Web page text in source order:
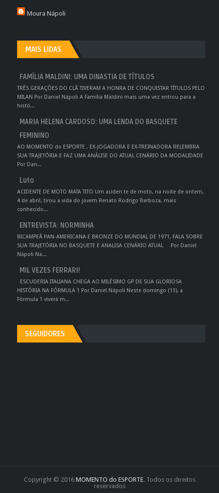
Moura Nápoli
MAIS LIDAS
FAMÍLIA MALDINI: UMA DINASTIA DE TÍTULOS
TRÊS GERAÇÕES DO CLÃ TIVERAM A HONRA DE CONQUISTAR TÍTULOS PELO
MILAN Por Daniel Nápoli A Família Maldini mais uma vez entrou para a
histó...
MARIA HELENA CARDOSO: UMA LENDA DO BASQUETE
FEMININO
AO MOMENTO do ESPORTE , EX-JOGADORA E EX-TREINADORA RELEMBRA
SUA TRAJETÓRIA E FAZ UMA ANÁLISE DO ATUAL CENÁRIO DA MODALIDADE
Por Dan...
Luto
ACIDENTE DE MOTO MATA TITO Um aciden te de moto, na noite de ontem,
4 de abril, tirou a vida do jovem Renato Rodrigo Barboza, mais
conhecido...
ENTREVISTA: NORMINHA
BICAMPEÃ PAN-AMERICANA E BRONZE DO MUNDIAL DE 1971, FALA SOBRE
SUA TRAJETÓRIA NO BASQUETE E ANALISA CENÁRIO ATUAL Por Daniel
Nápoli Na...
MIL VEZES FERRARI!
ESCUDERIA ITALIANA CHEGA AO MILÉSIMO GP DE SUA GLORIOSA
HISTÓRIA NA FÓRMULA 1 Por Daniel Nápoli Neste domingo (13), a
Fórmula 1 viverá m...
SEGUIDORES
Copyright © 2016 MOMENTO do ESPORTE. Todos os direitos
reservados